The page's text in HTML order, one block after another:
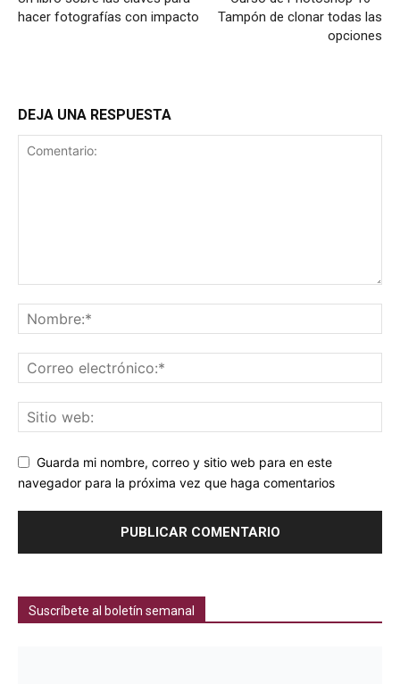
hacer fotografías con impacto
Tampón de clonar todas las
opciones
DEJA UNA RESPUESTA
Guarda mi nombre, correo y sitio web para en este
navegador para la próxima vez que haga comentarios
Suscríbete al boletín semanal